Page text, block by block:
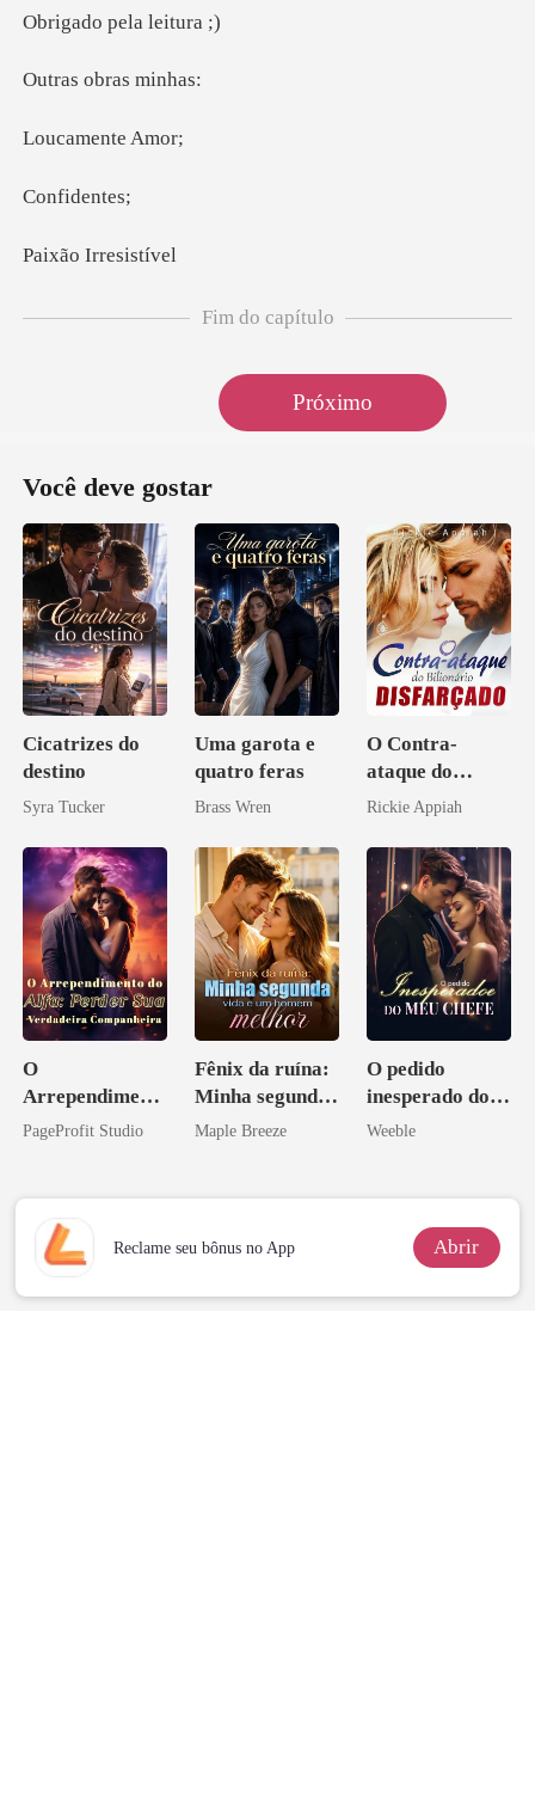
pela le
obras m
mente
iden
Irres
Fim do capítulo
Próximo
Você deve gostar
Cicatrizes do
destino
Syra Tucker
Uma garota e
quatro feras
Brass Wren
O Contra-
ataque do
Bilionário
Rickie Appiah
O
Arrependiment
o do Alfa:
Companheira
PageProfit Studio
Fênix da ruína:
Minha segunda
vida e um
Maple Breeze
O pedido
inesperado do
meu chefe
Weeble
Reclame seu bônus no App Abrir